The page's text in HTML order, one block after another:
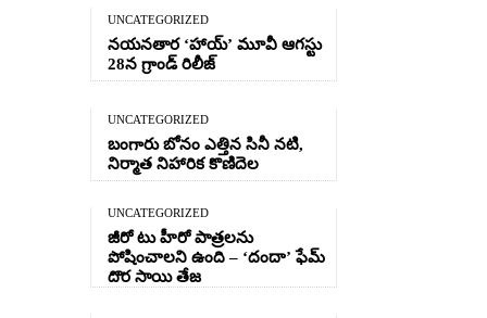
UNCATEGORIZED
నయనతార ‘హాయ్’ మూవీ ఆగస్టు
28న గ్రాండ్ రిలీజ్
UNCATEGORIZED
బంగారు బోనం ఎత్తిన సినీ నటి,
నిర్మాత నిహారిక కొణిదెల
UNCATEGORIZED
జీరో టు హీరో పాత్రలను
పోషించాలని ఉంది – ‘దందా’ ఫేమ్
దొర సాయి తేజ